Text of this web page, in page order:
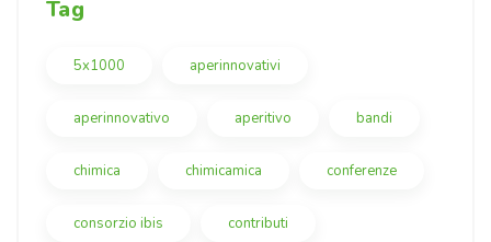
Tag
5x1000 aperinnovativi
aperinnovativo aperitivo bandi
chimica chimicamica conferenze
consorzio ibis contributi